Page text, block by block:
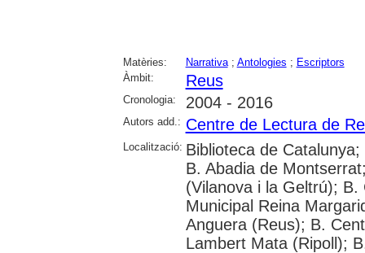
Matèries: Narrativa; Antologies ; Escriptors
Àmbit:
Reus
Cronologia: 2004 - 2016
Autors add.: Centre de Lectura de
Localització: Biblioteca de
B. Abadia de
(Vilanova i la Geltrú);
Municipal Reina
Anguera (Reus); B.
Lambert Mata (Ripoll);